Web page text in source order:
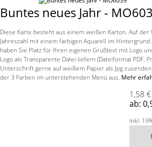
Buntes neues Jahr -
Diese Karte besteht aus einem weißen Karton. Auf
Jahreszahl mit einem farbigen Aquarell im
haben Sie Platz für Ihren eigenen Grußtext mit Logo
Logo als Transparente Datei liefern (Dateiformat PDF,
Unterschrift gerne auf weißem Papier als Jpg
der 3 Farben im unterstehenden Menü aus. Mehr
1,58 €
ab:
Inkl.